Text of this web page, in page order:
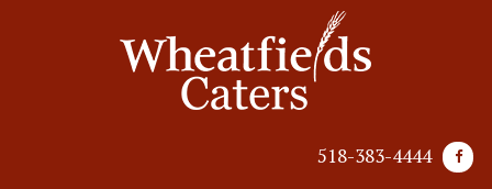
518-383-4444